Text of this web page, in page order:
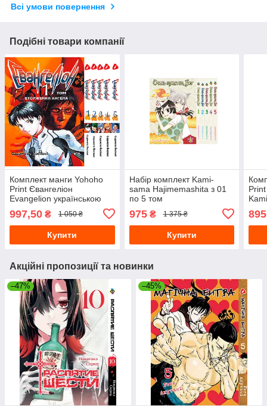
Всі умови повернення
Подібні товари компанії
Комплект манги Yohoho
Print Євангеліон
Evangelion українською
Том з 01 по 05 YP EuaSET
01
997,50 ₴ 1 050 ₴
Купити
Набір комплект Kami-
sama Hajimemashita з 01
по 5 том
975₴ 1 375 ₴
Купити
895
Акційні пропозиції та новинки
–47% –45%